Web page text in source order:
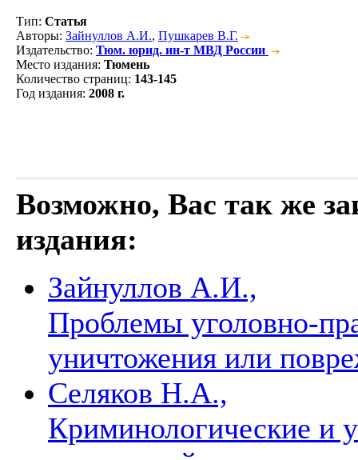
Тип: Статья
Авторы: Зайнуллов А.И., Пушкарев В.Г.
Издательство: Тюм. юрид. ин-т МВД России
Место издания: Тюмень
Количество страниц: 143-145
Год издания: 2008 г.
Возможно, Вас так же
издания:
Зайнуллов А.И.,
Проблемы уголовно-
уничтожения или
Селяков Н.А.,
Криминологические и